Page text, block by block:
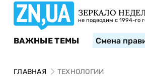
ЗЕРКАЛО
не подводим с 1994-го
ВАЖНЫЕ ТЕМЫ Смена
ГЛАВНАЯ ТЕХНОЛОГИИ